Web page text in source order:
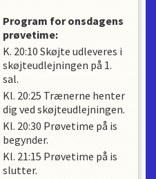
Program for onsdagens
prøvetime:
K. 20:10 Skøjte udleveres i
skøjteudlejningen på 1.
sal.
Kl. 20:25 Trænerne henter
dig ved skøjteudlejningen.
Kl. 20:30 Prøvetime på is
begynder.
Kl. 21:15 Prøvetime på is
slutter.